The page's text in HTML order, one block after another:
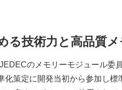
る技術力と高品質
のメモリーモジュール委
策定に開発当初から参加し標